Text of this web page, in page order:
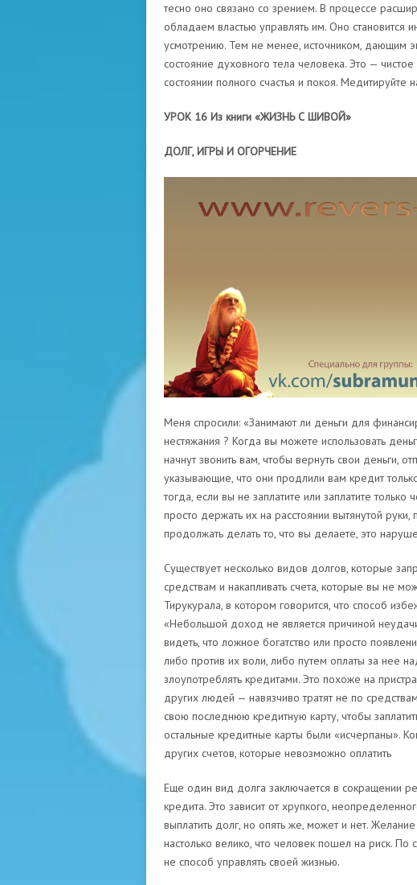
тесно оно связано со зрением. В процессе
обладаем властью управлять им. Оно становится
усмотрению. Тем не менее, источником, дающим
состояние духовного тела человека. Это —
состоянии полного счастья и покоя. Медитируйте
УРОК 16 Из книги «ЖИЗНЬ С ШИВОЙ»
ДОЛГ, ИГРЫ И ОГОРЧЕНИЕ
Меня спросили: «Занимают ли деньги для
нестяжания ? Когда вы можете использовать
начнут звонить вам, чтобы вернуть свои деньги,
указывающие, что они продлили вам кредит
тогда, если вы не заплатите или заплатите
просто держать их на расстоянии вытянутой
продолжать делать то, что вы делаете, это
Существует несколько видов долгов, которые
средствам и накапливать счета, которые вы не
Тирукурала, в котором говорится, что способ
«Небольшой доход не является причиной
видеть, что ложное богатство или просто
либо против их воли, либо путем оплаты за нее
злоупотреблять кредитами. Это похоже на
других людей — навязчиво тратят не по
свою последнюю кредитную карту, чтобы
остальные кредитные карты были «исчерпаны».
других счетов, которые невозможно оплатить
Еще один вид долга заключается в сокращении
кредита. Это зависит от хрупкого,
выплатить долг, но опять же, может и нет.
настолько велико, что человек пошел на риск. По
не способ управлять своей жизнью.